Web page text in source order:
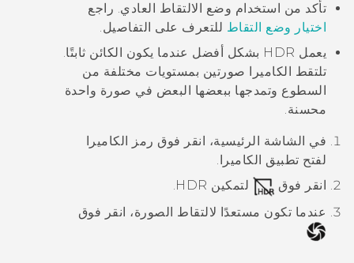
تأكد من استخدام وضع الالتقاط العادي. راجع
اختيار وضع التقاط للتعرف على التفاصيل.
يعمل HDR بشكل أفضل عندما يكون الكائن ثابتًا.
تلتقط الكاميرا صورتين بمستويات مختلفة من
السطوع وتمدجها ببعضها البعض في صورة واحدة
محسنة.
في الشاشة الرئيسية، انقر فوق رمز الكاميرا
لفتح تطبيق الكاميرا .
انقر فوق
لتمكين HDR.
عندما تكون مستعدًا لالتقاط الصورة، انقر فوق